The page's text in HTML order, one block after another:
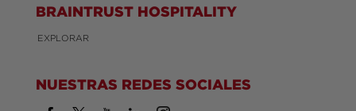
BRAINTRUST HOSPITALITY
EXPLORAR
NUESTRAS REDES SOCIALES